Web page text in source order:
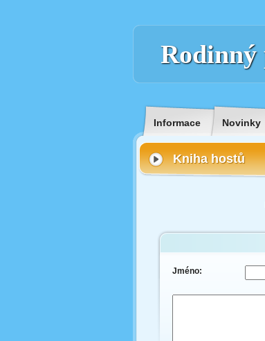
Rodinný
Informace Novinky
Kniha hostů
Jméno: